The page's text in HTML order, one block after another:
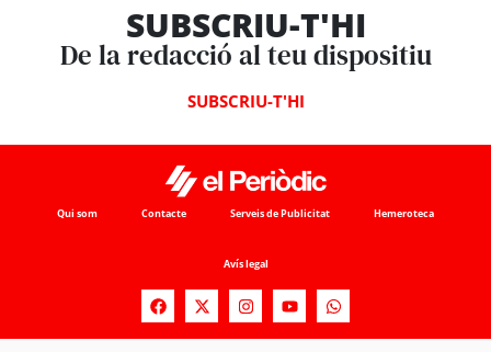
SUBSCRIU-T'HI
De la redacció al teu dispositiu
SUBSCRIU-T'HI
Qui som Contacte Serveis de Publicitat Hemeroteca
Avís legal